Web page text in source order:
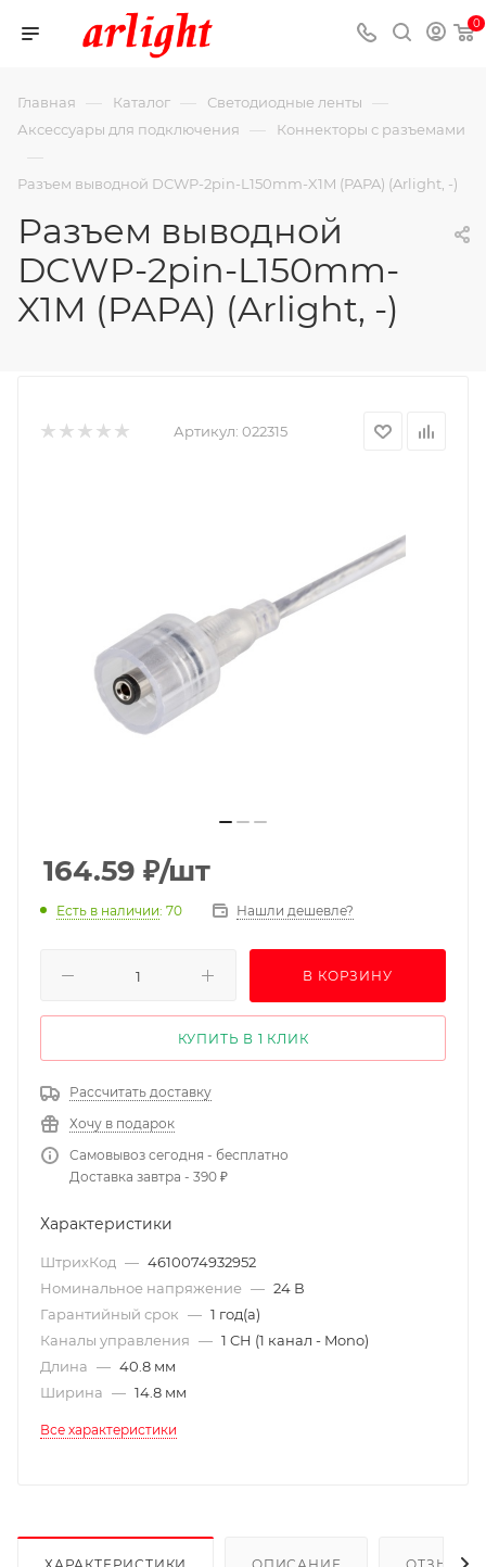
0
Главная — Каталог — Светодиодные ленты —
Аксессуары для подключения — Коннекторы с разъемами
—
Разъем выводной DCWP-2pin-L150mm-X1M (PAPA) (Arlight, -)
Разъем выводной
DCWP-2pin-L150mm-
X1M (PAPA) (Arlight, -)
Артикул: 022315
164.59 ₽/шт
Есть в наличии: 70 Нашли дешевле?
В КОРЗИНУ
КУПИТЬ В 1 КЛИК
Рассчитать доставку
Хочу в подарок
Самовывоз сегодня - бесплатно
Доставка завтра - 390 ₽
Характеристики
ШтрихКод — 4610074932952
Номинальное напряжение — 24 В
Гарантийный срок — 1 год(а)
Каналы управления — 1 CH (1 канал - Mono)
Длина — 40.8 мм
Ширина — 14.8 мм
Все характеристики